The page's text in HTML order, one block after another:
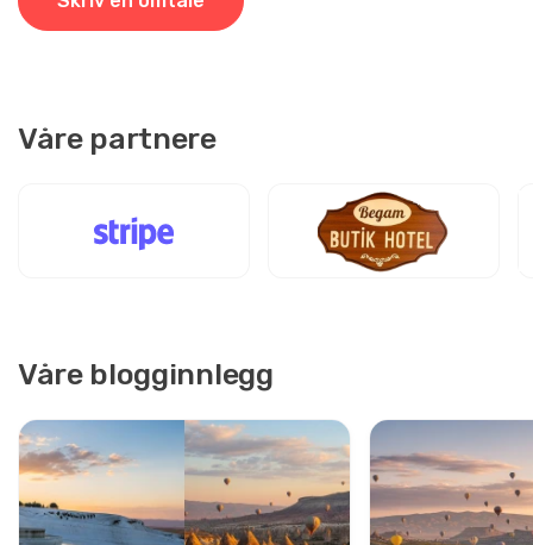
HC
Pamukkale, Efes & Kappadokia Tur – 4 Dagers
Martin Hoffmann
Pamukkale, Efes & Kappadokia Tur – 4 Dagers
18 mars 2025
DM
Daniel Morales
Pamukkale, Efes & Kappadokia Tur – 4 Dagers
Tyrkia Pakke
Våre partnere
Våre blogginnlegg